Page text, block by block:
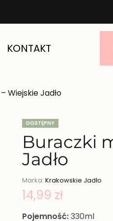
KONTAKT
Wiejskie Jadło
DOSTĘPNY
Buraczki
Jadło
Marka: Krakowskie Jadło
14,99 zł
Pojemność:330ml